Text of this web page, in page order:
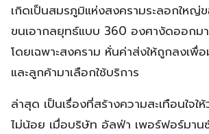
เกิดเป็นสมรภูมิแห่งสงครามระลอกใหญ่
ขนเอากลยุทธ์แบบ 360 องศางัดออกม
โดยเฉพาะสงคราม หั่นค่าส่งให้ถูกลงเพื่
และลูกค้ามาเลือกใช้บริการ
ล่าสุด เป็นเรื่องที่สร้างความสะเทือนใจใ
ไม่น้อย เมื่อบริษัท อัลฟ่า เพอร์ฟอร์มา